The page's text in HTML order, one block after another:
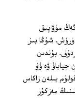
مۇۋاپىق
شۇڭا بىز
بۇندىن
ۋە ۋۇ
بىلەن زاكاس
مەزكۇر